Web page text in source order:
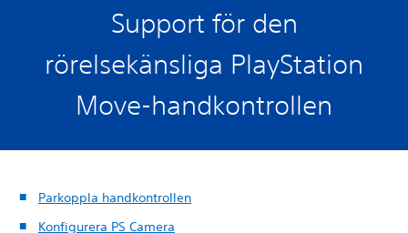
Support för den
rörelsekänsliga PlayStation
Move-handkontrollen
Parkoppla handkontrollen
Konfigurera PS Camera